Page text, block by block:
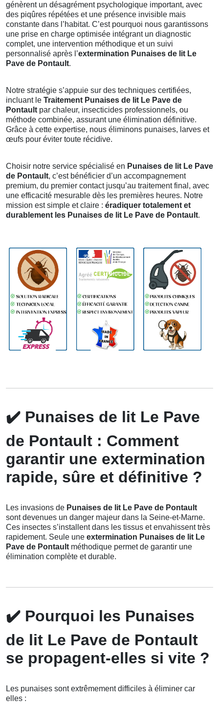
génèrent un désagrément psychologique important, avec
des piqûres répétées et une présence invisible mais
constante dans l’habitat. C’est pourquoi nous garantissons
une prise en charge optimisée intégrant un diagnostic
complet, une intervention méthodique et un suivi
personnalisé après l’extermination Punaises de lit Le
Pave de Pontault.
Notre stratégie s’appuie sur des techniques certifiées,
incluant le Traitement Punaises de lit Le Pave de
Pontault par chaleur, insecticides professionnels, ou
méthode combinée, assurant une élimination définitive.
Grâce à cette expertise, nous éliminons punaises, larves et
œufs pour éviter toute récidive.
Choisir notre service spécialisé en Punaises de lit Le Pave
de Pontault, c’est bénéficier d’un accompagnement
premium, du premier contact jusqu’au traitement final, avec
une efficacité mesurable dès les premières heures. Notre
mission est simple et claire : éradiquer totalement et
durablement les Punaises de lit Le Pave de Pontault.
✔️ Punaises de lit Le Pave
de Pontault : Comment
garantir une extermination
rapide, sûre et définitive ?
Les invasions de Punaises de lit Le Pave de Pontault
sont devenues un danger majeur dans la Seine-et-Marne.
Ces insectes s’installent dans les tissus et envahissent très
rapidement. Seule une extermination Punaises de lit Le
Pave de Pontault méthodique permet de garantir une
élimination complète et durable.
✔️ Pourquoi les Punaises
de lit Le Pave de Pontault
se propagent-elles si vite ?
Les punaises sont extrêmement difficiles à éliminer car
elles :